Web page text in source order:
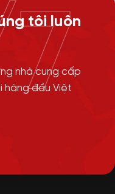
tôi luôn
nhà cung cấp
hàng đầu Việt